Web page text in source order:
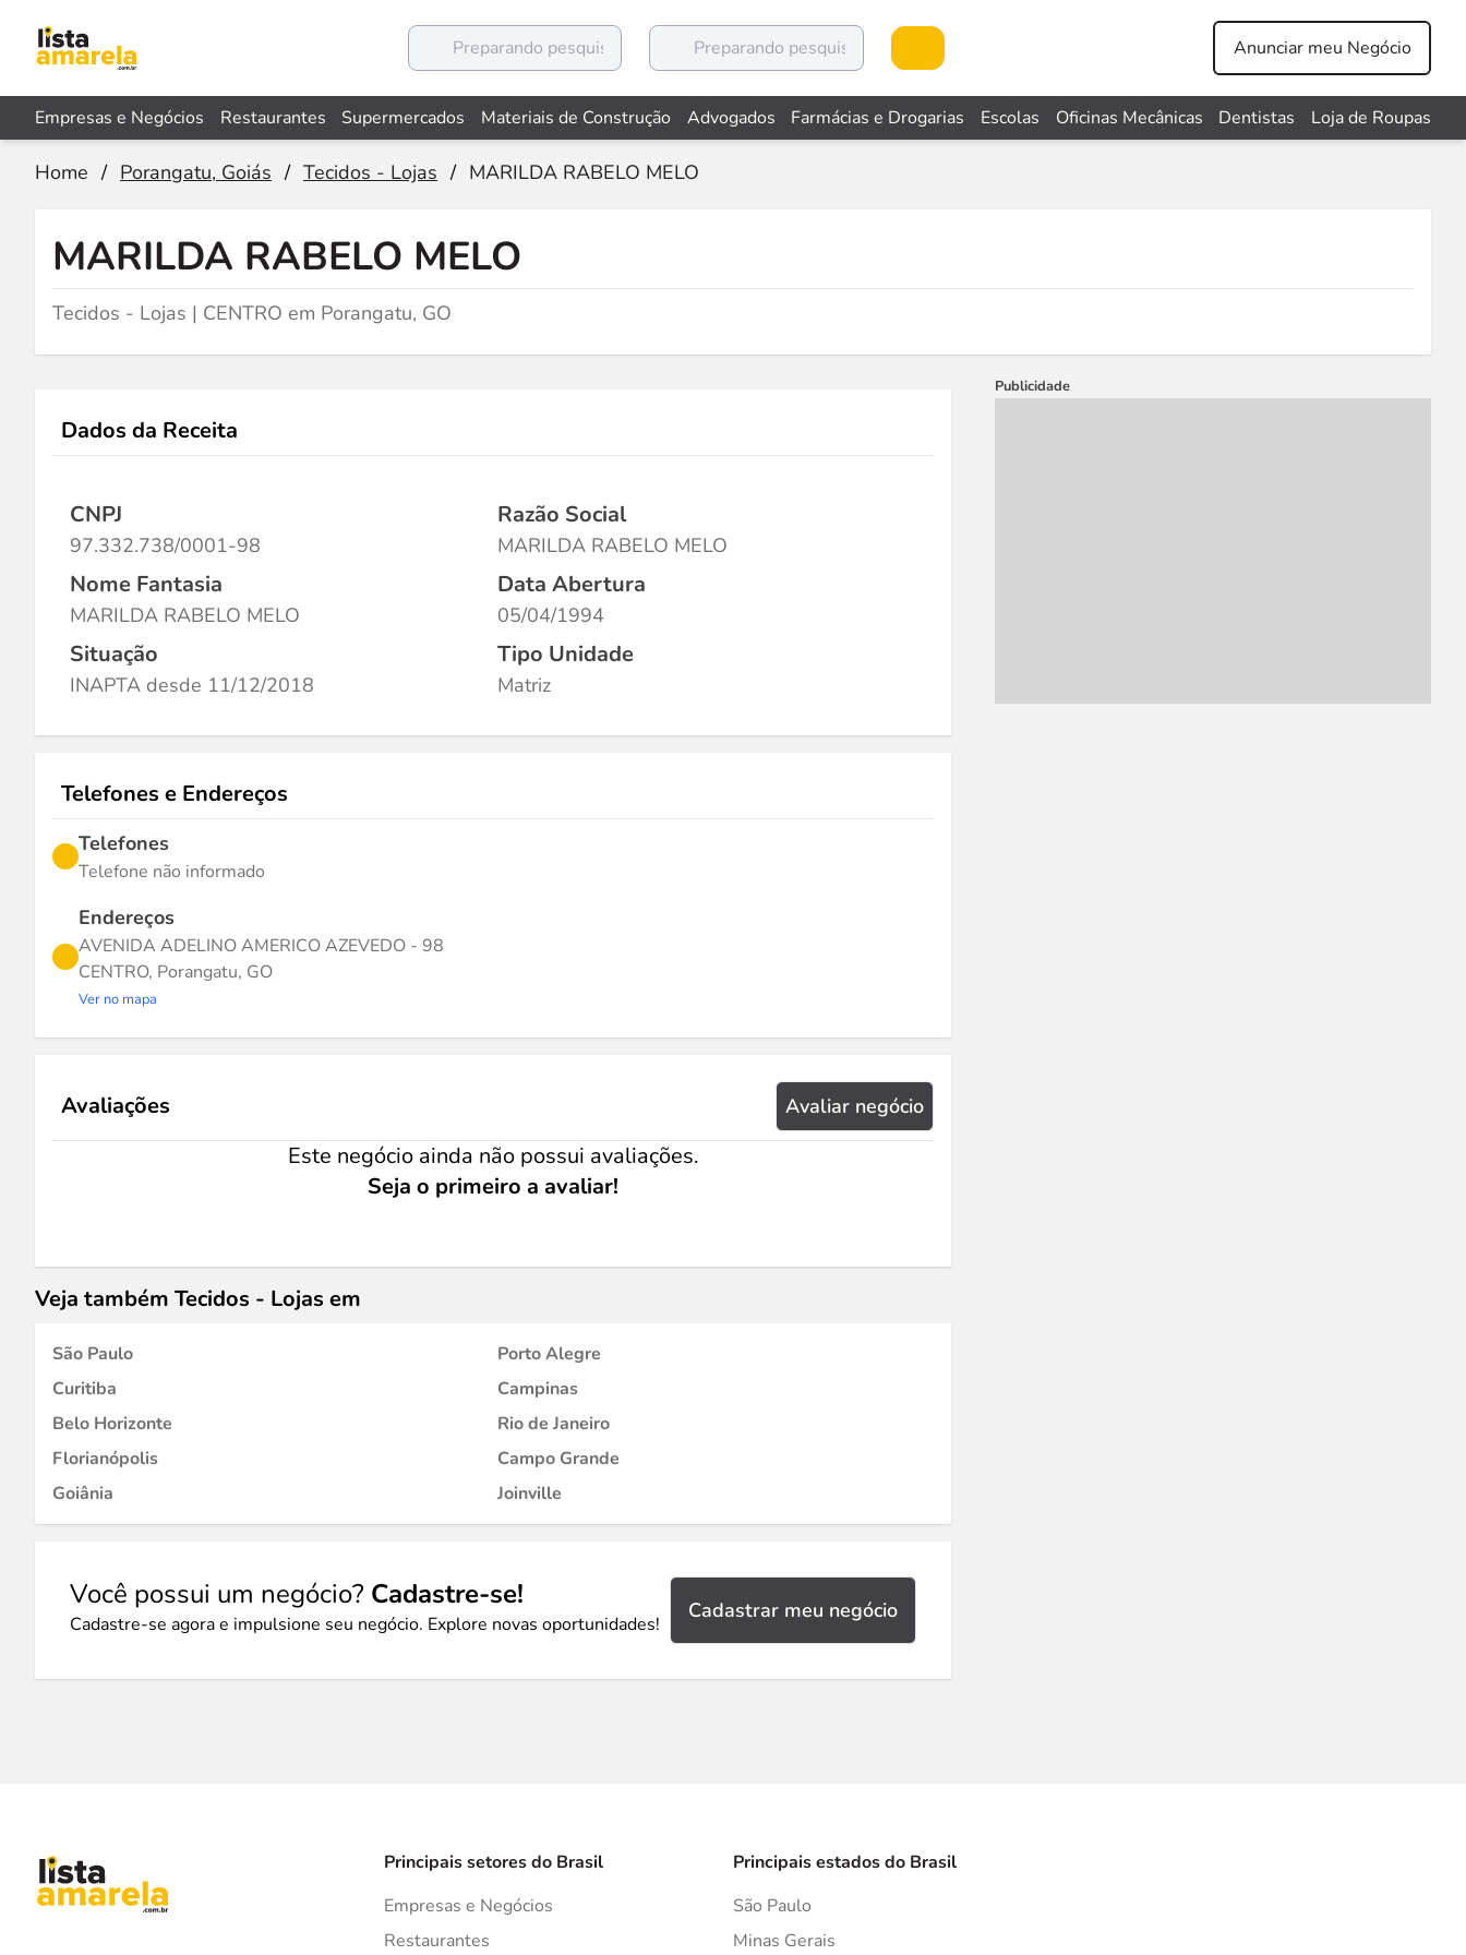
Anunciar meu Negócio
Empresas e Negócios Restaurantes Supermercados Materiais de Construção Advogados Farmácias e Drogarias Escolas Oficinas Mecânicas Dentistas Loja de Roupas
Home / Porangatu, Goiás / Tecidos - Lojas / MARILDA RABELO MELO
MARILDA RABELO MELO
Tecidos - Lojas | CENTRO em Porangatu, GO
Dados da Receita
CNPJ
97.332.738/0001-98
Razão Social
MARILDA RABELO MELO
Nome Fantasia
MARILDA RABELO MELO
Data Abertura
05/04/1994
Situação
INAPTA desde 11/12/2018
Tipo Unidade
Matriz
Telefones e Endereços
Telefones
Telefone não informado
Endereços
AVENIDA ADELINO AMERICO AZEVEDO - 98
CENTRO, Porangatu, GO
Ver no mapa
Avaliações Avaliar negócio
Este negócio ainda não possui avaliações.
Seja o primeiro a avaliar!
Veja também Tecidos - Lojas em
São Paulo
Porto Alegre
Curitiba
Campinas
Belo Horizonte
Rio de Janeiro
Florianópolis
Campo Grande
Goiânia
Joinville
Você possui um negócio? Cadastre-se!
Cadastre-se agora e impulsione seu negócio. Explore novas oportunidades!
Cadastrar meu negócio
Publicidade
Principais setores do Brasil
Empresas e Negócios
Restaurantes
Principais estados do Brasil
São Paulo
Minas Gerais